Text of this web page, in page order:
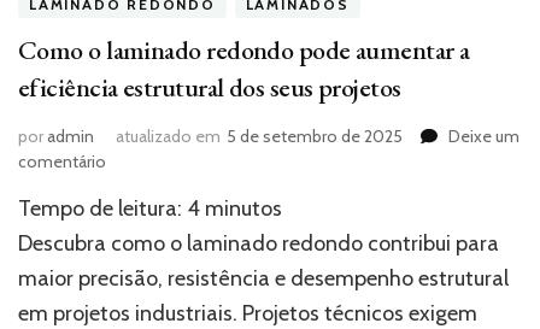
LAMINADO REDONDO LAMINADOS
Como o laminado redondo pode aumentar a
eficiência estrutural dos seus projetos
poradmin atualizado em 5 de setembro de 2025
Deixe um
comentário
o
laminado
pode
aumentar
Tempo de leitura: 4 minutos
Descubra como o laminado redondo contribui para
maior precisão, resistência e desempenho estrutural
em projetos industriais. Projetos técnicos exigem